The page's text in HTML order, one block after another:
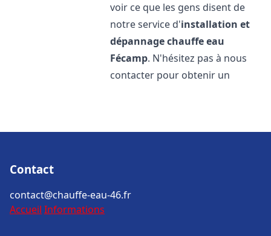
voir ce que les gens disent de
notre service d'installation et
dépannage chauffe eau
Fécamp. N'hésitez pas à nous
contacter pour obtenir un
Contact
contact@chauffe-eau-46.fr
Accueil Informations